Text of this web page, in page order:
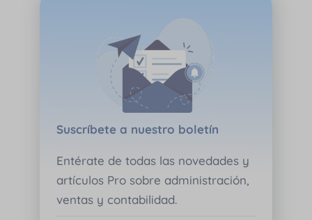
Suscríbete a nuestro boletín
Entérate de todas las novedades y
artículos Pro sobre administración,
ventas y contabilidad.